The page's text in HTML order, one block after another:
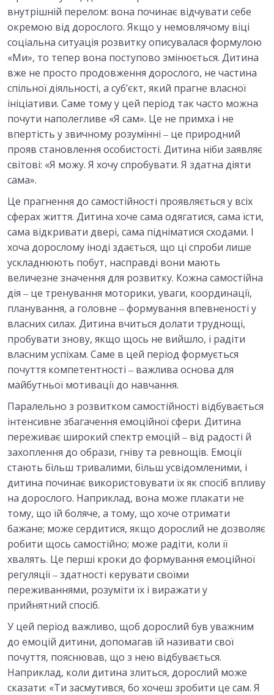
внутрішній перелом: вона починає відчувати себе
окремою від дорослого. Якщо у немовлячому віці
соціальна ситуація розвитку описувалася формулою
«Ми», то тепер вона поступово змінюється. Дитина
вже не просто продовження дорослого, не частина
спільної діяльності, а суб’єкт, який прагне власної
ініціативи. Саме тому у цей період так часто можна
почути наполегливе «Я сам». Це не примха і не
впертість у звичному розумінні ‒ це природний
прояв становлення особистості. Дитина ніби заявляє
світові: «Я можу. Я хочу спробувати. Я здатна діяти
сама».
Це прагнення до самостійності проявляється у всіх
сферах життя. Дитина хоче сама одягатися, сама їсти,
сама відкривати двері, сама підніматися сходами. І
хоча дорослому іноді здається, що ці спроби лише
ускладнюють побут, насправді вони мають
величезне значення для розвитку. Кожна самостійна
дія ‒ це тренування моторики, уваги, координації,
планування, а головне ‒ формування впевненості у
власних силах. Дитина вчиться долати труднощі,
пробувати знову, якщо щось не вийшло, і радіти
власним успіхам. Саме в цей період формується
почуття компетентності ‒ важлива основа для
майбутньої мотивації до навчання.
Паралельно з розвитком самостійності відбувається
інтенсивне збагачення емоційної сфери. Дитина
переживає широкий спектр емоцій ‒ від радості й
захоплення до образи, гніву та ревнощів. Емоції
стають більш тривалими, більш усвідомленими, і
дитина починає використовувати їх як спосіб впливу
на дорослого. Наприклад, вона може плакати не
тому, що їй боляче, а тому, що хоче отримати
бажане; може сердитися, якщо дорослий не дозволяє
робити щось самостійно; може радіти, коли її
хвалять. Це перші кроки до формування емоційної
регуляції ‒ здатності керувати своїми
переживаннями, розуміти їх і виражати у
прийнятний спосіб.
У цей період важливо, щоб дорослий був уважним
до емоцій дитини, допомагав їй називати свої
почуття, пояснював, що з нею відбувається.
Наприклад, коли дитина злиться, дорослий може
сказати: «Ти засмутився, бо хочеш зробити це сам. Я